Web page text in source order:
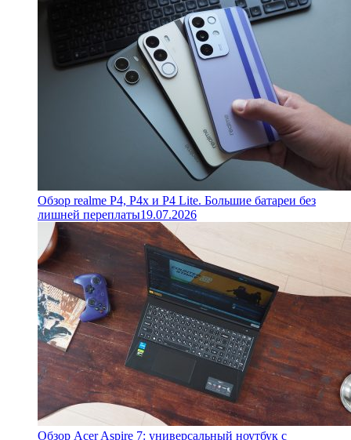
Обзор realme P4, P4x и P4 Lite. Большие батареи без
лишней переплаты19.07.2026
Обзор Acer Aspire 7: универсальный ноутбук с